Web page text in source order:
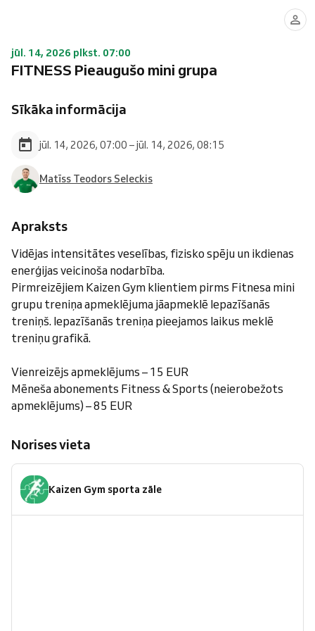
jūl. 14, 2026 plkst. 07:00
FITNESS Pieaugušo mini grupa
Sīkāka informācija
jūl. 14, 2026, 07:00 – jūl. 14, 2026, 08:15
Matīss Teodors Seleckis
Apraksts
Vidējas intensitātes veselības, fizisko spēju un ikdienas
enerģijas veicinoša nodarbība.
Pirmreizējiem Kaizen Gym klientiem pirms Fitnesa mini
grupu treniņa apmeklējuma jāapmeklē Iepazīšanās
treniņš. Iepazīšanās treniņa pieejamos laikus meklē
treniņu grafikā.
Vienreizējs apmeklējums – 15 EUR
Mēneša abonements Fitness & Sports (neierobežots
apmeklējums) – 85 EUR
Norises vieta
Kaizen Gym sporta zāle